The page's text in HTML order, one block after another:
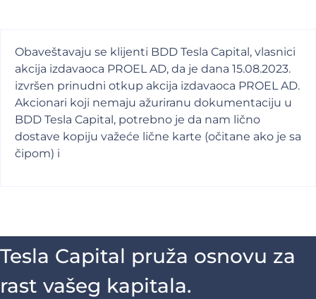
Obaveštavaju se klijenti BDD Tesla Capital, vlasnici
akcija izdavaoca PROEL AD, da je dana 15.08.2023.
izvršen prinudni otkup akcija izdavaoca PROEL AD.
Akcionari koji nemaju ažuriranu dokumentaciju u
BDD Tesla Capital, potrebno je da nam lično
dostave kopiju važeće lične karte (očitane ako je sa
čipom) i
Tesla Capital pruža osnovu za
rast vašeg kapitala.